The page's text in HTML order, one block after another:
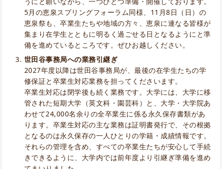
5月の恵泉スプリングフォーラム同様、11月8日（日）の
恵泉祭も、卒業生たちや地域の方々、恵泉に連なる皆様が
集まり在学生とともに明るく過ごせる日となるようにと準
備を進めているところです。ぜひお越しください。
世田谷事務局への業務引継ぎ
2027年度以降は世田谷事務局が、最後の在学生たちの学
修保証と卒業生対応業務を担ってくださいます。
卒業生対応は閉学後も続く業務です。大学には、大学に移
管された短期大学（英文科・園芸科）と、大学・大学院あ
わせて24,000名余りの全卒業生に係る永久保存書類があ
ります。卒業生対応の主な業務は証明書発行で、その根拠
となるのは永久保存の一人ひとりの学籍・成績情報です。
それらの管理を含め、すべての卒業生たちが安心して手続
きできるように、大学内では前年度より引継ぎ準備を進め